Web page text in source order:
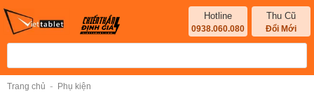
Hotline
0938.060.080
Thu Cũ
Đổi Mới
Trang chủ - Phụ kiện